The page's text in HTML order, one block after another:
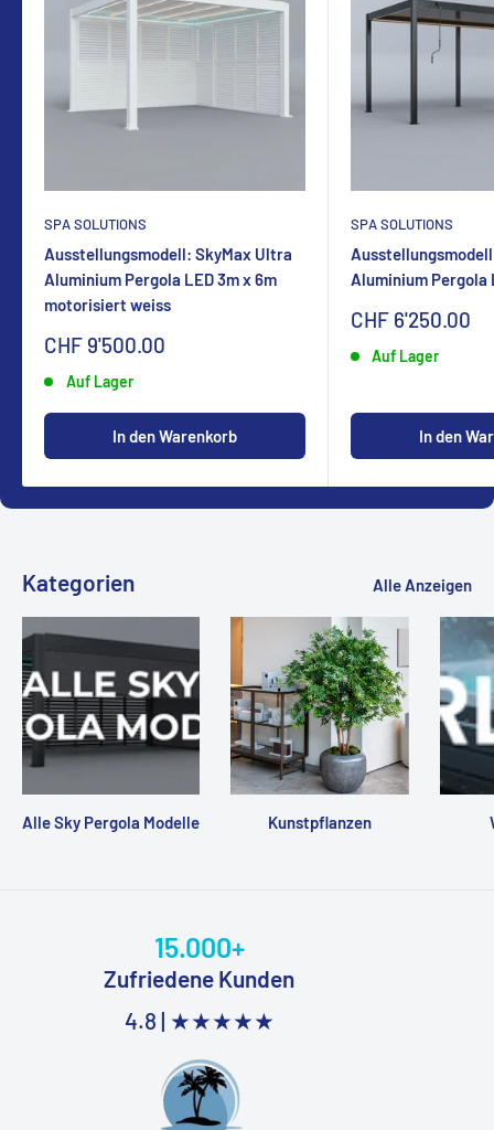
SPA SOLUTIONS
Ausstellungsmodell: SkyMax Ultra
Aluminium Pergola LED 3m x 6m
motorisiert weiss
Sonderpreis
CHF 9'500.00
Auf Lager
In den Warenkorb
SPA SOLUTIONS
Aluminium Pergola
Sonderpreis
CHF 6'250.00
Auf Lager
In den
Kategorien Alle Anzeigen
Alle Sky Pergola Modelle Kunstpflanzen
15.000+
Zufriedene Kunden
4.8 | ★★★★★